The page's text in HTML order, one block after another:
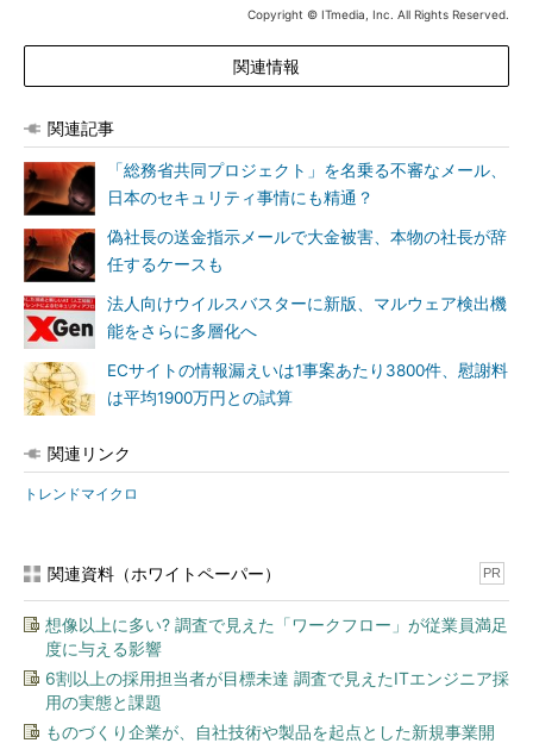
Copyright © ITmedia, Inc. All Rights Reserved.
関連情報
関連記事
「総務省共同プロジェクト」を名乗る不審なメール、
日本のセキュリティ事情にも精通？
偽社長の送金指示メールで大金被害、本物の社長が辞
任するケースも
法人向けウイルスバスターに新版、マルウェア検出機
能をさらに多層化へ
ECサイトの情報漏えいは1事案あたり3800件、慰謝料
は平均1900万円との試算
関連リンク
トレンドマイクロ
関連資料（ホワイトペーパー） PR
想像以上に多い? 調査で見えた「ワークフロー」が従業員満足
度に与える影響
6割以上の採用担当者が目標未達 調査で見えたITエンジニア採
用の実態と課題
ものづくり企業が、自社技術や製品を起点とした新規事業開